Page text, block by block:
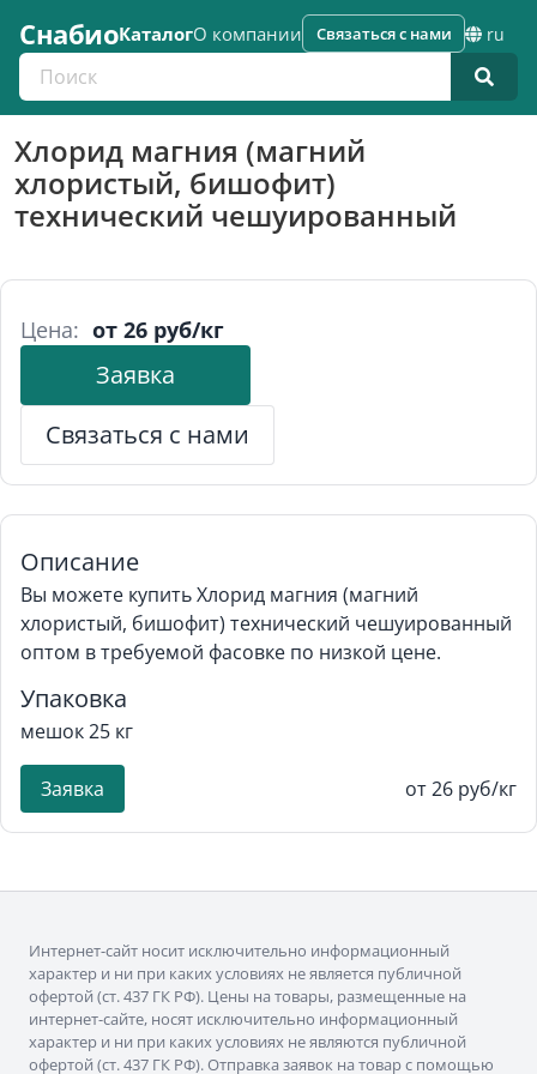
СнабиоКаталогО компании
Поиск по каталогу
Связаться с нами ru
Хлорид магния (магний
хлористый, бишофит)
технический чешуированный
Цена: от 26 руб/кг
Заявка
Связаться с нами
Описание
Вы можете купить Хлорид магния (магний
хлористый, бишофит) технический чешуированный
оптом в требуемой фасовке по низкой цене.
Упаковка
мешок 25 кг
Заявка от 26 руб/кг
Интернет-сайт носит исключительно информационный
характер и ни при каких условиях не является публичной
офертой (ст. 437 ГК РФ). Цены на товары, размещенные на
интернет-сайте, носят исключительно информационный
характер и ни при каких условиях не являются публичной
офертой (ст. 437 ГК РФ). Отправка заявок на товар с помощью